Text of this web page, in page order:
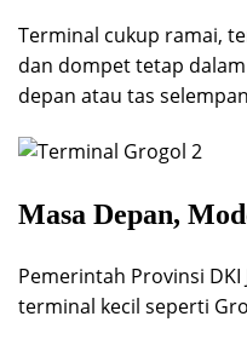
Terminal cukup ramai,
dan dompet tetap
depan atau tas
Masa Depan,
Pemerintah Provinsi
terminal kecil seperti